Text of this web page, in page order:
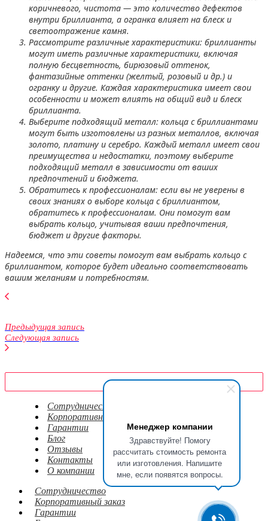
Менеджер компании
Здравствуйте! Помогу
рассчитать стоимость ремонта
или изготовления. Напишите
мне, если появятся вопросы.
коричневого, чистота — это количество дефектов
внутри бриллианта, а огранка влияет на блеск и
светоотражение камня.
Рассмотрите различные характеристики: бриллианты
могут иметь различные характеристики, включая
полную бесцветность, бирюзовый оттенок,
фантазийные оттенки (желтый, розовый и др.) и
огранку и другие. Каждая характеристика имеет свои
особенности и может влиять на общий вид и блеск
бриллианта.
Выберите подходящий металл: кольца с бриллиантами
могут быть изготовлены из разных металлов, включая
золото, платину и серебро. Каждый металл имеет свои
преимущества и недостатки, поэтому выберите
подходящий металл в зависимости от ваших
предпочтений и бюджета.
Обратитесь к профессионалам: если вы не уверены в
своих знаниях о выборе кольца с бриллиантом,
обратитесь к профессионалам. Они помогут вам
выбрать кольцо, учитывая ваши предпочтения,
бюджет и другие факторы.
Надеемся, что эти советы помогут вам выбрать кольцо с
бриллиантом, которое будет идеально соответствовать
вашим желаниям и потребностям.
Предыдущая запись
Следующая запись
Сотрудничество
Корпоративный заказ
Гарантии
Блог
Отзывы
Контакты
О компании
Сотрудничество
Корпоративный заказ
Гарантии